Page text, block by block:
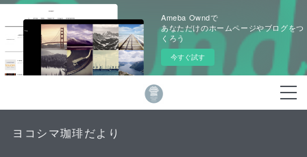
Ameba Owndで
あなただけのホームページやブログをつ
くろう
今すぐ試す
ヨコシマ珈琲だより